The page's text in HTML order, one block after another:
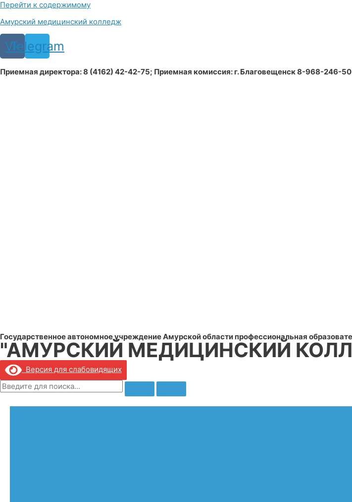
Перейти к содержимому
Амурский медицинский колледж
Vk
Telegram
Приемная директора: 8 (4162) 42-42-75; Приемная комиссия: г. Благовещенск 8-968-246-
Государственное автономное учреждение Амурской области профессиональная
"АМУРСКИЙ МЕДИЦИНСКИЙ
Версия для слабовидящих